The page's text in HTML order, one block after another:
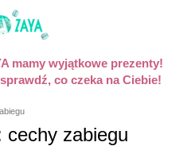
mamy wyjątkowe prezenty!
co czeka na Ciebie!
cechy zabiegu